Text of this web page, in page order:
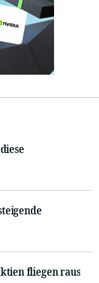
fliegen raus